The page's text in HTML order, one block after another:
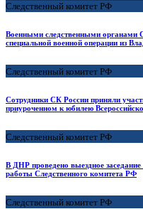
Следственный комитет РФ
Военными следственными органами
специальной военной операции из
Следственный комитет РФ
Сотрудники СК России приняли
приуроченном к юбилею
Следственный комитет РФ
В ДНР проведено выездное
работы Следственного комитета РФ
Следственный комитет РФ